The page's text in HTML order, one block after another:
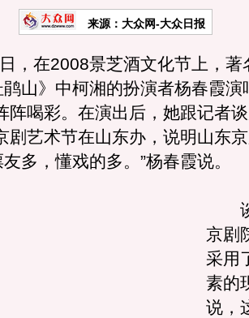
来源：大众网-大众日报
在2008景芝酒文化节上，著
山》中柯湘的扮演者杨春霞演
阵喝彩。在演出后，她跟记者
剧艺术节在山东办，说明山东
多，懂戏的多。 ”杨春霞说。
谈
京剧
采用
素的
说，